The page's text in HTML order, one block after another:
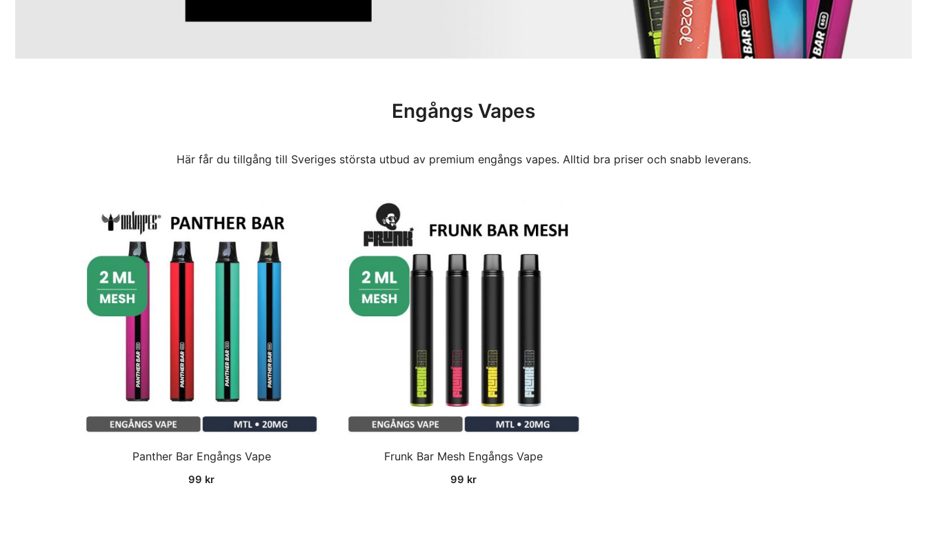
Engångs Vapes
Här får du tillgång till Sveriges största utbud av premium engångs vapes. Alltid bra priser och snabb leverans.
Panther Bar Engångs Vape
99 kr
Frunk Bar Mesh Engångs Vape
99 kr